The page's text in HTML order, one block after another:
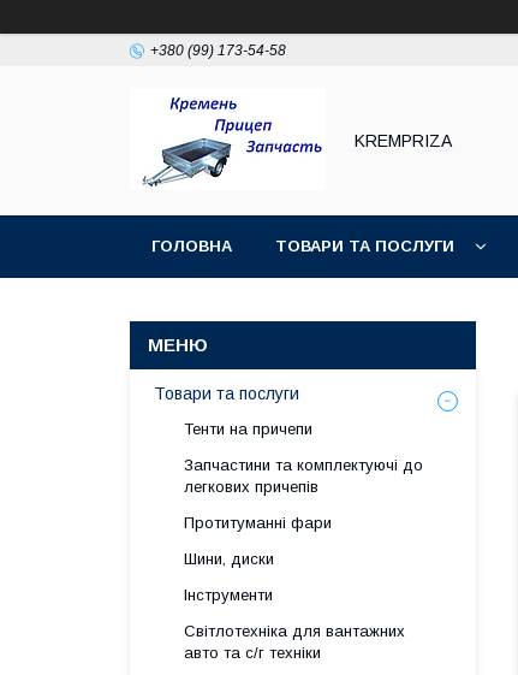
+380 (99) 173-54-58
KREMPRIZA
ГОЛОВНА ТОВАРИ ТА ПОСЛУГИ
Товари та послуги
Тенти на причепи
Запчастини та комплектуючі до
легкових причепів
Протитуманні фари
Шини, диски
Інструменти
Світлотехніка для вантажних
авто та с/г техніки